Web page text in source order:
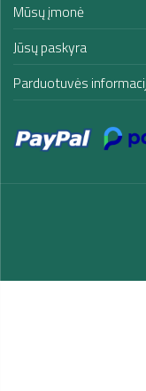
Mūsų įmonė
Jūsų paskyra
Parduotuvės